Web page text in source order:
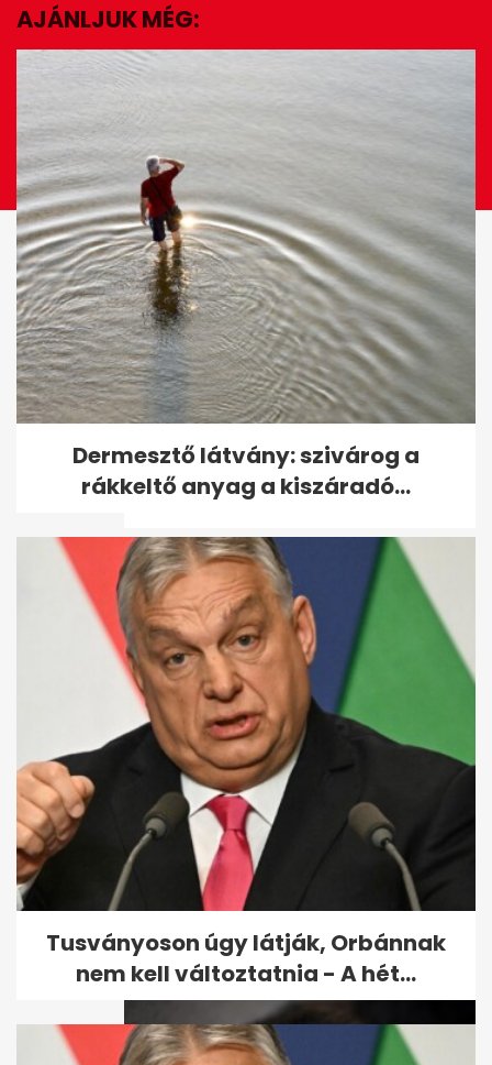
seconds
EZ IS ÉRDEKELHET
Kutyás kvíz: már a harmadik
kérdésnél sokan elbukhatnak,
neked...
Ettől a kvíztől kutyául fogod
érezni magad - már ha sikerül
AJÁNLJUK MÉG:
Dermesztő látvány: szivárog a
rákkeltő anyag a kiszáradó...
Tusványoson úgy látják, Orbánnak
nem kell változtatnia - A hét...